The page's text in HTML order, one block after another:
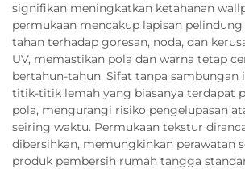
signifikan meningkatkan ketahanan
permukaan mencakup lapisan
tahan terhadap goresan, noda, dan
UV, memastikan pola dan warna tetap
bertahun-tahun. Sifat tanpa
titik-titik lemah yang biasanya terdapat
pola, mengurangi risiko pengelupasan
seiring waktu. Permukaan tekstur
dibersihkan, memungkinkan perawatan
produk pembersih rumah tangga